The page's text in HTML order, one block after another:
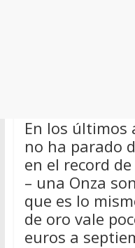
En los últimos
no ha parado
en el record
– una Onza
que es lo
de oro vale
euros a